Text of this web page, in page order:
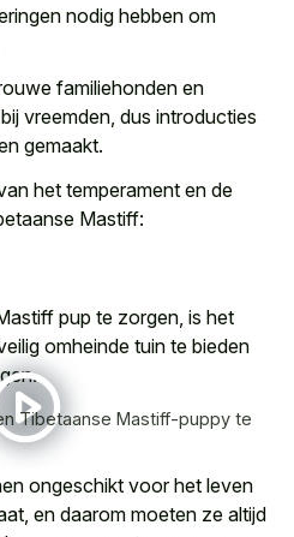
nodig hebben om
familiehonden en
vreemden, dus introducties
gemaakt.
het temperament en de
Mastiff:
pup te zorgen, is het
omheinde tuin te bieden
Tibetaanse Mastiff-puppy te
ongeschikt voor het leven
en daarom moeten ze altijd